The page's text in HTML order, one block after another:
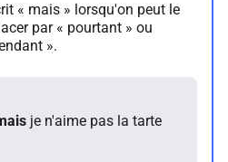
« mais » lorsqu'on peut le
par « pourtant » ou
».
je n'aime pas la tarte